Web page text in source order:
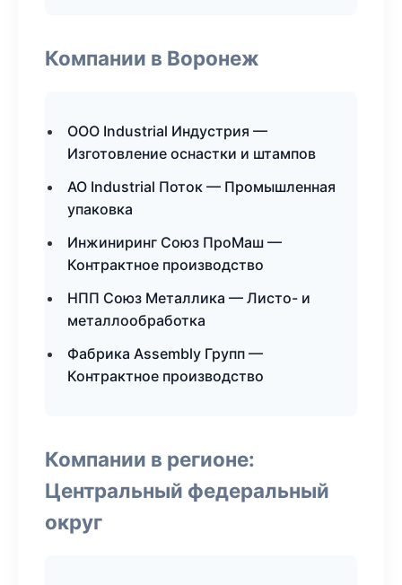
Компании в Воронеж
ООО Industrial Индустрия —
Изготовление оснастки и штампов
АО Industrial Поток — Промышленная
упаковка
Инжиниринг Союз ПроМаш —
Контрактное производство
НПП Союз Металлика — Листо- и
металлообработка
Фабрика Assembly Групп —
Контрактное производство
Компании в регионе:
Центральный федеральный
округ